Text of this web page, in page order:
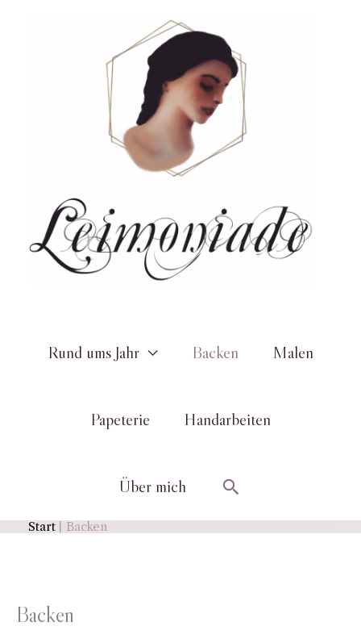
Rund ums Jahr Backen Malen
Papeterie Handarbeiten
Über mich Suchen
Start Backen
Backen